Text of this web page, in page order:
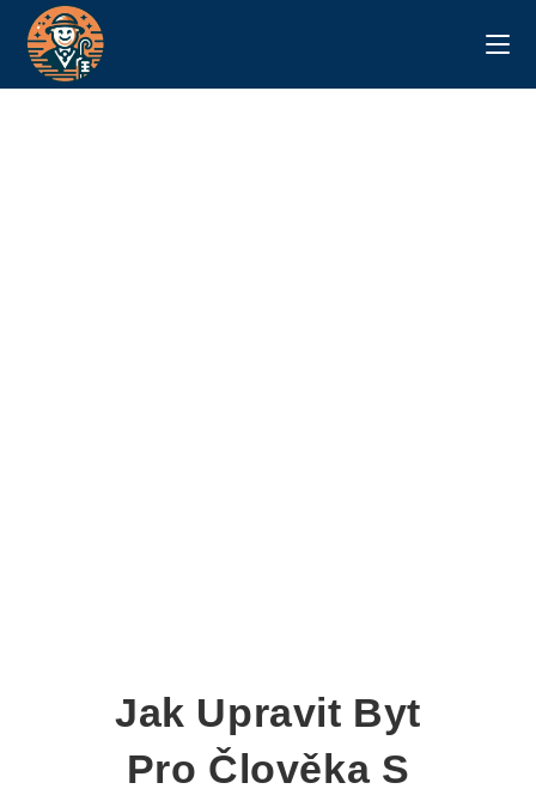
Jak Upravit Byt
Pro Člověka S